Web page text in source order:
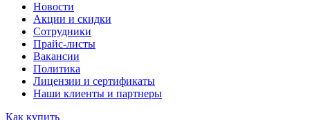
Новости
Акции и скидки
Сотрудники
Прайс-листы
Вакансии
Политика
Лицензии и сертификаты
Наши клиенты и партнеры
Как купить